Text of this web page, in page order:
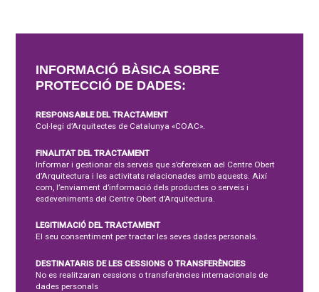
INFORMACIÓ BÀSICA SOBRE
PROTECCIÓ DE DADES:
RESPONSABLE DEL TRACTAMENT
Col·legi d’Arquitectes de Catalunya «COAC».
FINALITAT DEL TRACTAMENT
Informar i gestionar els serveis que s’ofereixen ael Centre Obert
d’Arquitectura i les activitats relacionades amb aquests. Així
com, l’enviament d’informació dels productes o serveis i
esdeveniments del Centre Obert d’Arquitectura.
LEGITIMACIÓ DEL TRACTAMENT
El seu consentiment per tractar les seves dades personals.
DESTINATARIS DE LES CESSIONS O TRANSFERÈNCIES
No es realitzaran cessions o transferències internacionals de
dades personals